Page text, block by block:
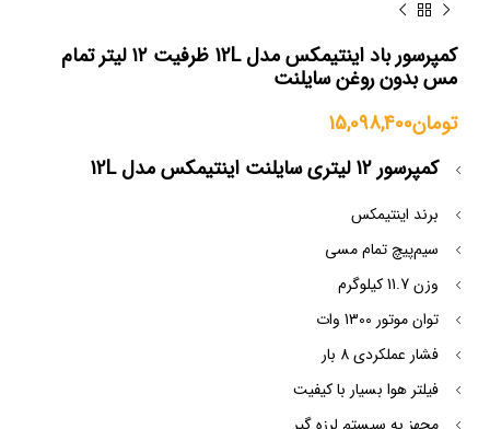
کمپرسور باد اینتیمکس مدل 12L ظرفیت ۱۲ لیتر تمام
مس بدون روغن سایلنت
تومان15,098,400
کمپرسور 12 لیتری سایلنت اینتیمکس مدل 12L
برند اینتیمکس
سیم‌پیچ تمام مسی
وزن 11.7 کیلوگرم
توان موتور 1300 وات
فشار عملکردی 8 بار
فیلتر هوا بسیار با کیفیت